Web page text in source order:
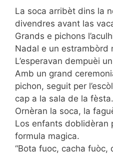
La soca arribèt dins la
divendres avant las
Grands e pichons
Nadal e un estrambòrd
L’esperavan dempuèi
Amb un grand
pichon, seguit per
cap a la sala de la fèsta.
Ornèran la soca, la
Los enfants doblidèran
formula magica.
“Bota fuoc, cacha fuòc,